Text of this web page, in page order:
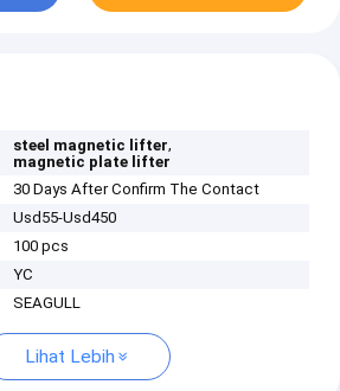
steel magnetic lifter,
magnetic plate lifter
30 Days After Confirm The Contact
Usd55-Usd450
100 pcs
YC
SEAGULL
Lihat Lebih